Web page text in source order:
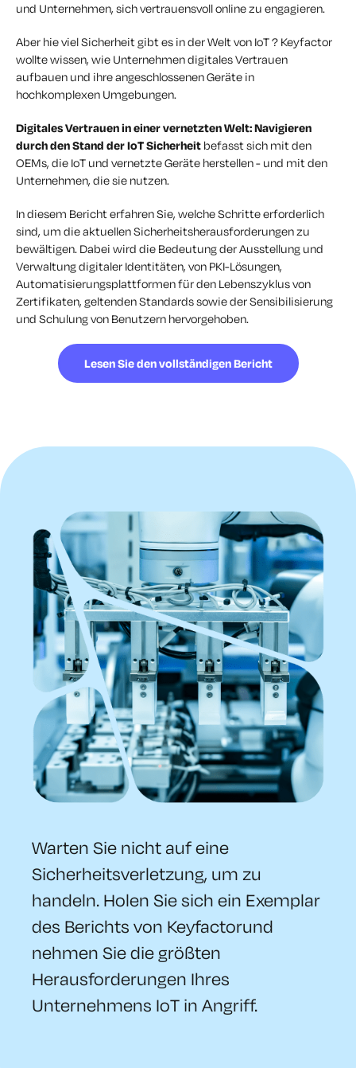
und Unternehmen, sich vertrauensvoll online zu engagieren.
Aber hie vielSicherheitgibt es in der Welt von IoT ? Keyfactor
wollte wissen, wie Unternehmen digitales Vertrauen
aufbauen und ihre angeschlossenen Geräte in
hochkomplexen Umgebungen.
Digitales Vertrauen in einer vernetzten Welt: Navigieren
durch den Stand der IoT Sicherheit befasst sich mit den
OEMs, die IoT und vernetzte Geräte herstellen - und mit den
Unternehmen, die sie nutzen.
In diesem Bericht erfahren Sie, welche Schritte erforderlich
sind, um die aktuellen Sicherheitsherausforderungen zu
bewältigen. Dabei wird die Bedeutung der Ausstellung und
Verwaltung digitaler Identitäten, von PKI-Lösungen,
Automatisierungsplattformen für den Lebenszyklus von
Zertifikaten, geltenden Standards sowie der Sensibilisierung
und Schulung von Benutzern hervorgehoben.
Lesen Sie den vollständigen Bericht
Warten Sie nicht auf eine
Sicherheitsverletzung, um zu
handeln. Holen Sie sich ein Exemplar
des Berichts von Keyfactorund
nehmen Sie die größten
Herausforderungen Ihres
Unternehmens IoT in Angriff.